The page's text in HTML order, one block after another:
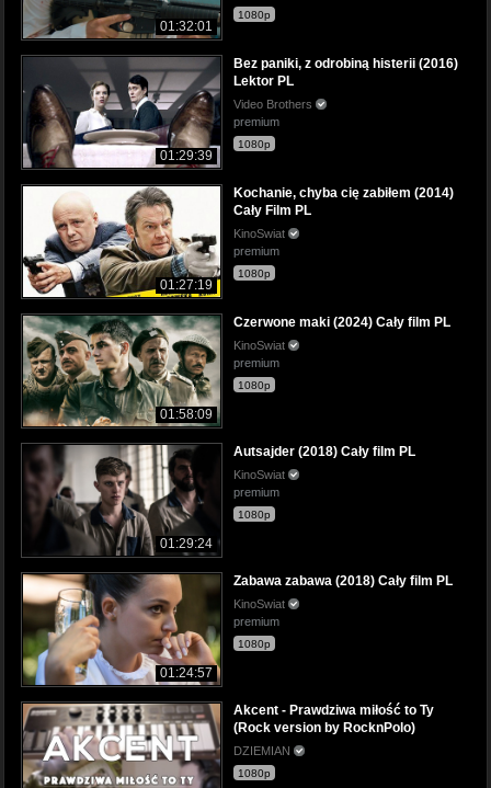
01:32:01
1080p
01:29:39
Bez paniki, z odrobiną histerii (2016)
Lektor PL
Video Brothers
premium
1080p
01:27:19
Kochanie, chyba cię zabiłem (2014)
Cały Film PL
KinoSwiat
premium
1080p
01:58:09
Czerwone maki (2024) Cały film PL
KinoSwiat
premium
1080p
01:29:24
Autsajder (2018) Cały film PL
KinoSwiat
premium
1080p
01:24:57
Zabawa zabawa (2018) Cały film PL
KinoSwiat
premium
1080p
Akcent - Prawdziwa miłość to Ty
(Rock version by RocknPolo)
DZIEMIAN
1080p